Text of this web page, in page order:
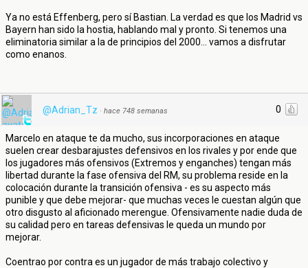
Ya no está Effenberg, pero sí Bastian. La verdad es que los Madrid vs
Bayern han sido la hostia, hablando mal y pronto. Si tenemos una
eliminatoria similar a la de principios del 2000... vamos a disfrutar
como enanos.
0
@Adrian_Tz · hace 748 semanas
Marcelo en ataque te da mucho, sus incorporaciones en ataque
suelen crear desbarajustes defensivos en los rivales y por ende que
los jugadores más ofensivos (Extremos y enganches) tengan más
libertad durante la fase ofensiva del RM, su problema reside en la
colocación durante la transición ofensiva - es su aspecto más
punible y que debe mejorar- que muchas veces le cuestan algún que
otro disgusto al aficionado merengue. Ofensivamente nadie duda de
su calidad pero en tareas defensivas le queda un mundo por
mejorar.
Coentrao por contra es un jugador de más trabajo colectivo y